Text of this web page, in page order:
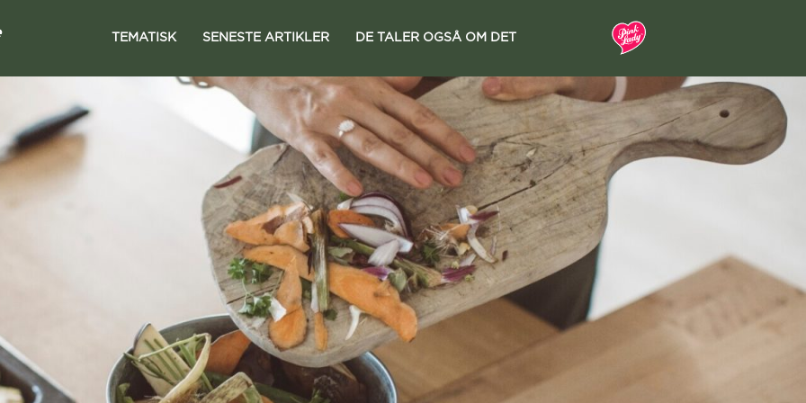
TEMATISK SENESTE ARTIKLER DE TALER OGSÅ OM DET